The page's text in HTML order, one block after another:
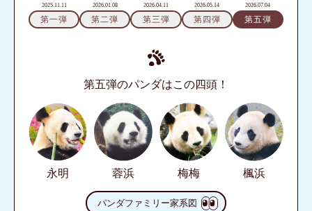
2025.11.11
第一弾
2026.01.08
第二弾
2026.04.11
第三弾
2026.05.14
第四弾
2026.07.04
第五弾
第五弾のパンダはこの四頭！
永明 蓉浜 梅梅 楓浜
パンダファミリー家系図